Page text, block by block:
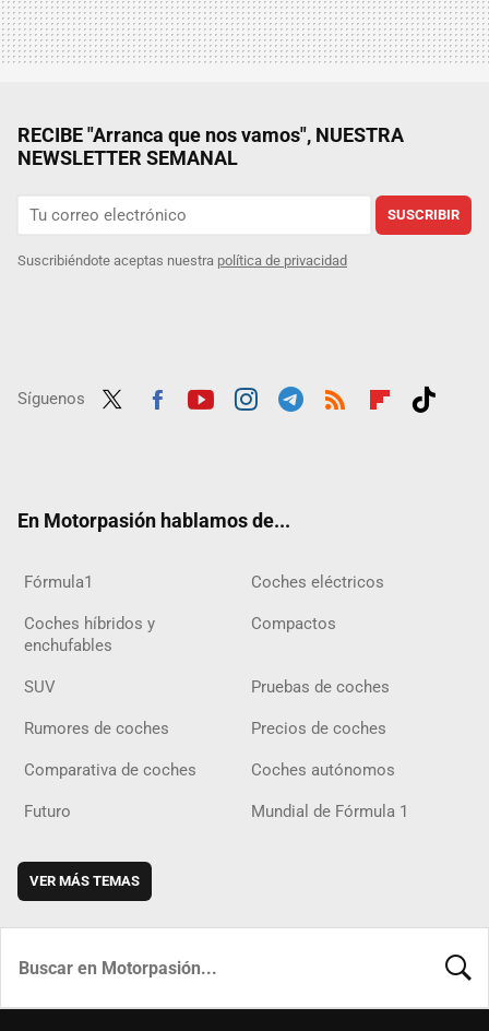
RECIBE "Arranca que nos vamos", NUESTRA
NEWSLETTER SEMANAL
SUSCRIBIR
Suscribiéndote aceptas nuestra política de privacidad
Síguenos
En Motorpasión hablamos de...
Fórmula1 Coches eléctricos
Coches híbridos y
enchufables
Compactos
SUV Pruebas de coches
Rumores de coches Precios de coches
Comparativa de coches Coches autónomos
Futuro Mundial de Fórmula 1
VER MÁS TEMAS